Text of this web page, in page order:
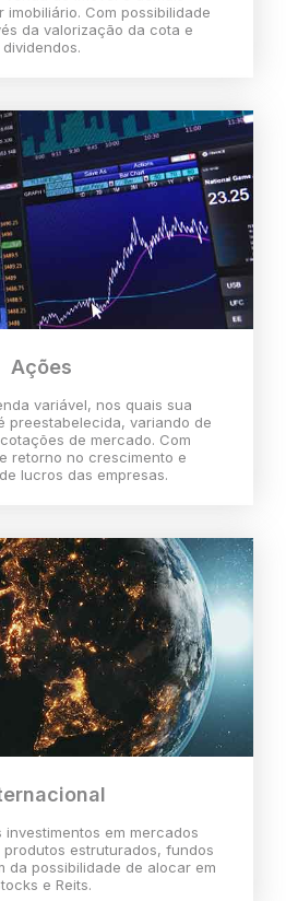
imobiliário. Com possibilidade
da valorização da cota e
dividendos.
Ações
variável, nos quais sua
preestabelecida, variando de
de mercado. Com
retorno no crescimento e
lucros das empresas.
investimentos em mercados
estruturados, fundos
da possibilidade de alocar em
e Reits.